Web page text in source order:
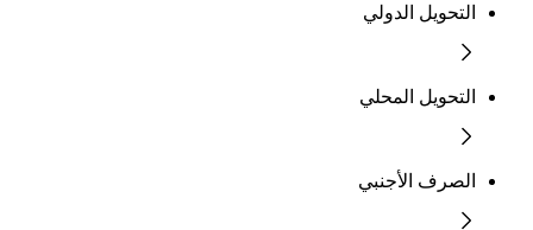
التحويل الدولي
التحويل المحلي
الصرف الأجنبي